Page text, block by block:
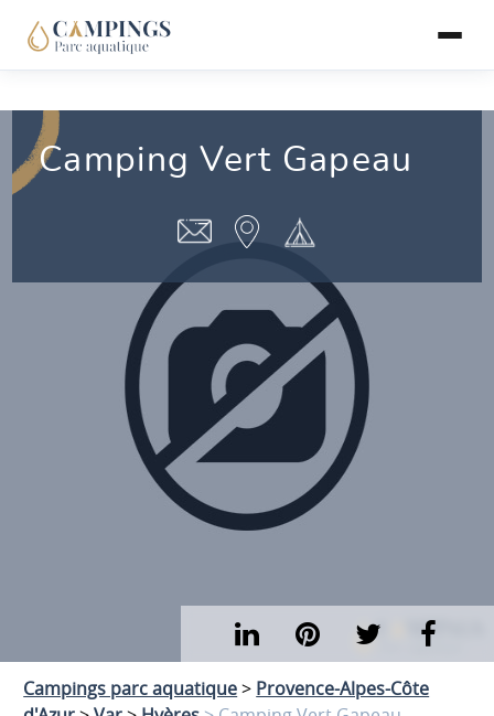
Camping Vert Gapeau
Campings parc aquatique> Provence-Alpes-Côte